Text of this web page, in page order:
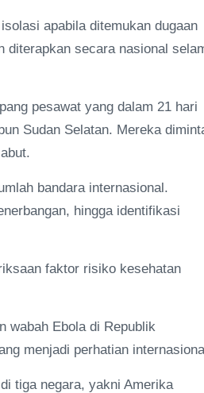
apabila ditemukan dugaan
diterapkan secara nasional
pesawat yang dalam 21 hari
Sudan Selatan. Mereka
bandara internasional.
hingga identifikasi
faktor risiko kesehatan
wabah Ebola di Republik
menjadi perhatian
tiga negara, yakni Amerika